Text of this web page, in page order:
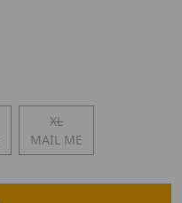
XL
MAIL ME